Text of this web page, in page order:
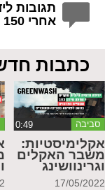
תגובות
אחרי 150 יום בכלא
כתבות
סביבה
אקלימיסטיות:
משבר האקלים
וגרינוושינג
17/05/2022